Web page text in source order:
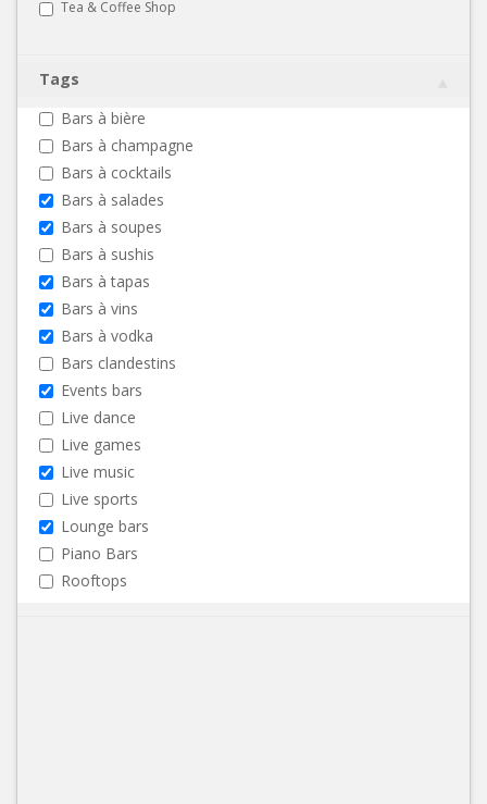
Tea & Coffee Shop
Tags
Bars à bière
Bars à champagne
Bars à cocktails
Bars à salades
Bars à soupes
Bars à sushis
Bars à tapas
Bars à vins
Bars à vodka
Bars clandestins
Events bars
Live dance
Live games
Live music
Live sports
Lounge bars
Piano Bars
Rooftops